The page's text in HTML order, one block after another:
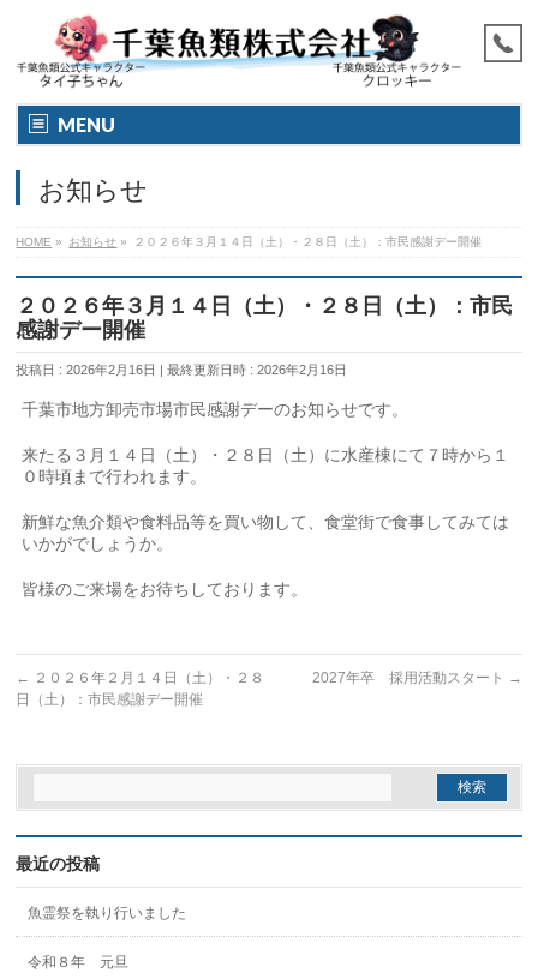
MENU
お知らせ
HOME » お知らせ » ２０２６年３月１４日（土）・２８日（土）：市民感謝デー開催
２０２６年３月１４日（土）・２８日（土）：市民
感謝デー開催
投稿日 : 2026年2月16日 最終更新日時 : 2026年2月16日
千葉市地方卸売市場市民感謝デーのお知らせです。
来たる３月１４日（土）・２８日（土）に水産棟にて７時から１
０時頃まで行われます。
新鮮な魚介類や食料品等を買い物して、食堂街で食事してみては
いかがでしょうか。
皆様のご来場をお待ちしております。
← ２０２６年２月１４日（土）・２８
日（土）：市民感謝デー開催
2027年卒 採用活動スタート →
最近の投稿
魚霊祭を執り行いました
令和８年 元旦